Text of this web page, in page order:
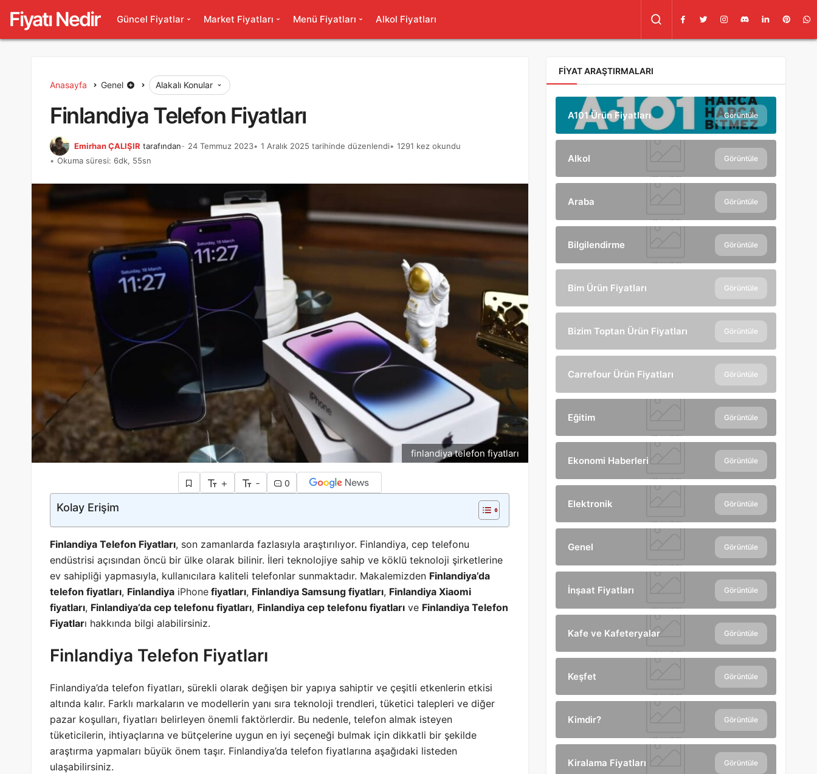
Fiyatı Nedir Güncel Fiyatlar Market Fiyatları Menü Fiyatları Alkol Fiyatları
Anasayfa Genel Alakalı Konular
Finlandiya Telefon Fiyatları
Emirhan ÇALIŞIR tarafından 24 Temmuz 2023 1 Aralık 2025 tarihinde düzenlendi
1291 kez okundu
Okuma süresi: 6dk, 55sn
finlandiya telefon fiyatları
+ - 0
Kolay Erişim
Finlandiya Telefon Fiyatları, son zamanlarda fazlasıyla araştırılıyor. Finlandiya, cep telefonu
endüstrisi açısından öncü bir ülke olarak bilinir. İleri teknolojiye sahip ve köklü teknoloji şirketlerine
ev sahipliği yapmasıyla, kullanıcılara kaliteli telefonlar sunmaktadır. Makalemizden Finlandiya’da
telefon fiyatları, Finlandiya iPhone fiyatları, Finlandiya Samsung fiyatları, Finlandiya Xiaomi
fiyatları, Finlandiya’da cep telefonu fiyatları, Finlandiya cep telefonu fiyatları ve Finlandiya Telefon
Fiyatları hakkında bilgi alabilirsiniz.
Finlandiya Telefon Fiyatları
Finlandiya’da telefon fiyatları, sürekli olarak değişen bir yapıya sahiptir ve çeşitli etkenlerin etkisi
altında kalır. Farklı markaların ve modellerin yanı sıra teknoloji trendleri, tüketici talepleri ve diğer
pazar koşulları, fiyatları belirleyen önemli faktörlerdir. Bu nedenle, telefon almak isteyen
tüketicilerin, ihtiyaçlarına ve bütçelerine uygun en iyi seçeneği bulmak için dikkatli bir şekilde
araştırma yapmaları büyük önem taşır. Finlandiya’da telefon fiyatlarına aşağıdaki listeden
ulaşabilirsiniz.
FIYAT ARAŞTIRMALARI
A101 Ürün Fiyatları Görüntüle
Alkol Görüntüle
Araba Görüntüle
Bilgilendirme Görüntüle
Bim Ürün Fiyatları Görüntüle
Bizim Toptan Ürün Fiyatları Görüntüle
Carrefour Ürün Fiyatları Görüntüle
Eğitim Görüntüle
Ekonomi Haberleri Görüntüle
Elektronik Görüntüle
Genel Görüntüle
İnşaat Fiyatları Görüntüle
Kafe ve Kafeteryalar Görüntüle
Keşfet Görüntüle
Kimdir? Görüntüle
Kiralama Fiyatları Görüntüle